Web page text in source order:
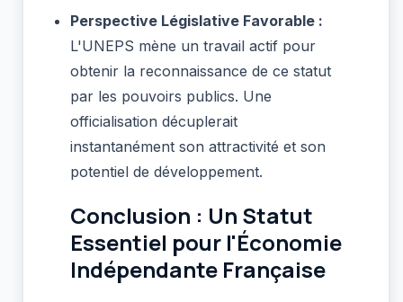
Perspective Législative Favorable :
L'UNEPS mène un travail actif pour
obtenir la reconnaissance de ce statut
par les pouvoirs publics. Une
officialisation décuplerait
instantanément son attractivité et son
potentiel de développement.
Conclusion : Un Statut
Essentiel pour l'Économie
Indépendante Française